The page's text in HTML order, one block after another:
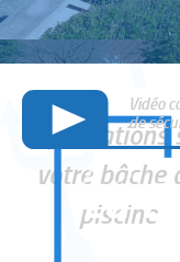
Vidéo
de
Informations
votre bâche
piscine